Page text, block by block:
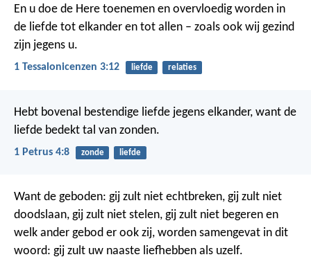
En u doe de Here toenemen en overvloedig worden in
de liefde tot elkander en tot allen – zoals ook wij gezind
zijn jegens u.
1 Tessalonicenzen 3:12 liefde relaties
Hebt bovenal bestendige liefde jegens elkander, want de
liefde bedekt tal van zonden.
1 Petrus 4:8 zonde liefde
Want de geboden: gij zult niet echtbreken, gij zult niet
doodslaan, gij zult niet stelen, gij zult niet begeren en
welk ander gebod er ook zij, worden samengevat in dit
woord: gij zult uw naaste liefhebben als uzelf.